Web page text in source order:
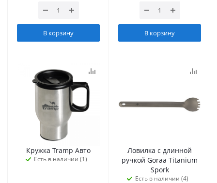
В корзину В корзину
Кружка Tramp Авто
Есть в наличии (1)
Ловилка с длинной
ручкой Goraa Titanium
Spork
Есть в наличии (4)